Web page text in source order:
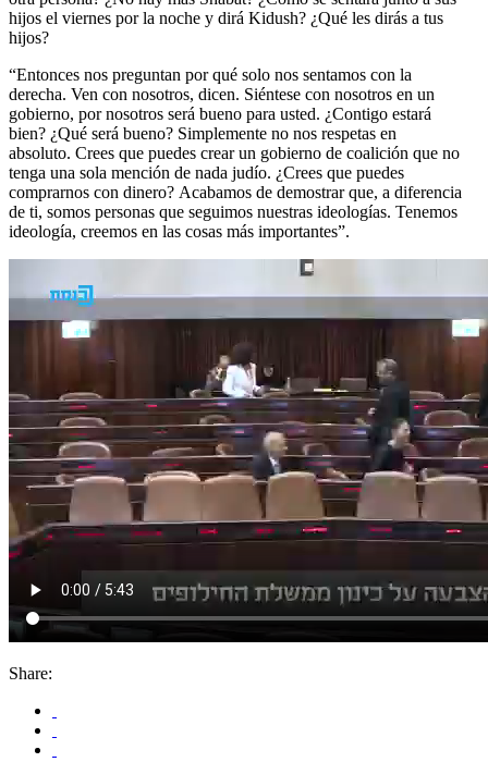
hijos el viernes por la noche y dirá Kidush? ¿Qué les dirás a tus
hijos?
“Entonces nos preguntan por qué solo nos sentamos con la
derecha. Ven con nosotros, dicen. Siéntese con nosotros en un
gobierno, por nosotros será bueno para usted. ¿Contigo estará
bien? ¿Qué será bueno? Simplemente no nos respetas en
absoluto. Crees que puedes crear un gobierno de coalición que no
tenga una sola mención de nada judío. ¿Crees que puedes
comprarnos con dinero? Acabamos de demostrar que, a diferencia
de ti, somos personas que seguimos nuestras ideologías. Tenemos
ideología, creemos en las cosas más importantes”.
Share: